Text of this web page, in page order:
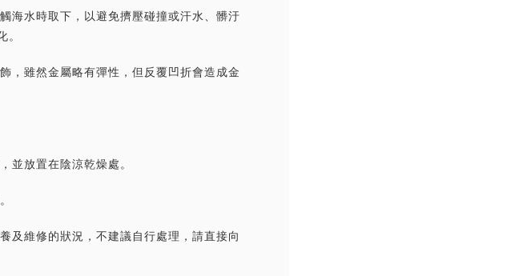
海水時取下，以避免擠壓碰撞或汗水、髒汙
，雖然金屬略有彈性，但反覆凹折會造成金
並放置在陰涼乾燥處。
及維修的狀況，不建議自行處理，請直接向